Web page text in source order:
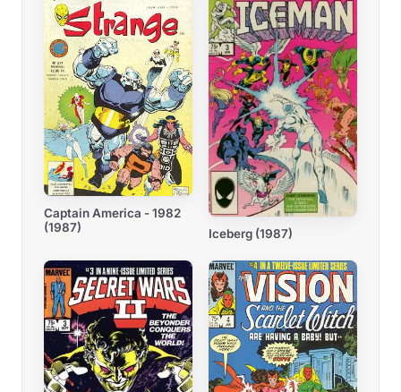
Captain America - 1982
(1987)
Iceberg (1987)